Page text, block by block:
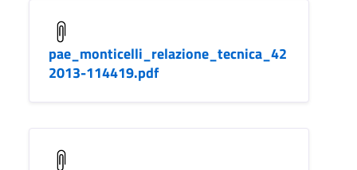
pae_monticelli_relazione_tecnica_42
2013-114419.pdf